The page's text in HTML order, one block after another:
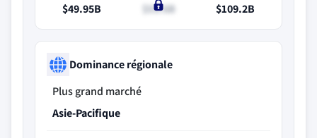
$49.95B
$53.6B
$109.2B
Dominance régionale
Plus grand marché
Asie-Pacifique